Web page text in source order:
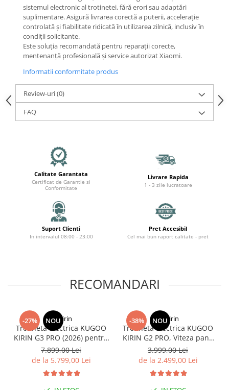
Pliere, pasadores & tije
Crickuri / suporturi parcare
Suspensii & amortizoare
Rulmenți
Transmisii & lanțuri
Frâne
Discuri de frana
Plăcuțe de frână
Cabluri de frână
Manete de frână
Consumabile & Unelte
Organizatoare cabluri
Unelte & truse
Adezivi & pastă termoconductoare
Publicitate & elemente expo
sistemul electronic al trotinetei, fără erori sau adaptări
suplimentare. Asigură livrarea corectă a puterii, accelerație
controlată și fiabilitate ridicată în utilizarea zilnică, inclusiv în
condiții solicitante.
Este soluția recomandată pentru reparații corecte,
mentenanță profesională și service autorizat Xiaomi.
Informatii conformitate produs
Review-uri(0)
FAQ
Calitate Garantata
Certificat de Garantie si
Conformitate
Livrare Rapida
1 - 3 zile lucratoare
Suport Clienti
In intervalul 08:00 - 23:00
Pret Accesibil
Cel mai bun raport calitate - pret
RECOMANDARI
-27% NOU
KuKirin
Trotineta Electrica KUGOO
KIRIN G3 PRO (2026) pentru
Teren Accidentat (Off-Road
Electric Scooter) - Motor
Dual 2x1200W, Autonomie
de 80km, Viteză Până la
65km/h, Baterie 52V 23.2Ah
7.899,00 Lei
de la 5.799,00 Lei
-38% NOU
KuKirin
Trotineta Electrica KUGOO
KIRIN G2 PRO, Viteza pana
la 45km/h, Autonomie
55Km, Motor 600W, 48V
15Ah
3.999,00 Lei
de la 2.499,00 Lei